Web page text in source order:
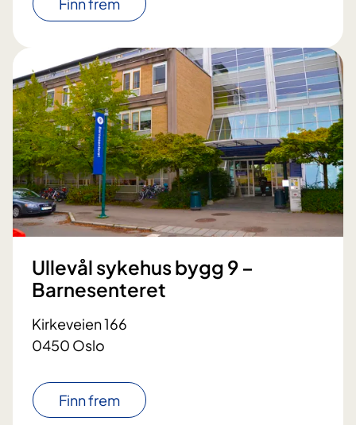
Ullevål sykehus bygg 9 –
Barnesenteret
Kirkeveien 166
0450 Oslo
Finn frem